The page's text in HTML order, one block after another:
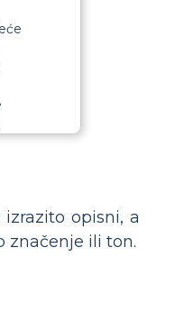
opisni, a
značenje ili ton.